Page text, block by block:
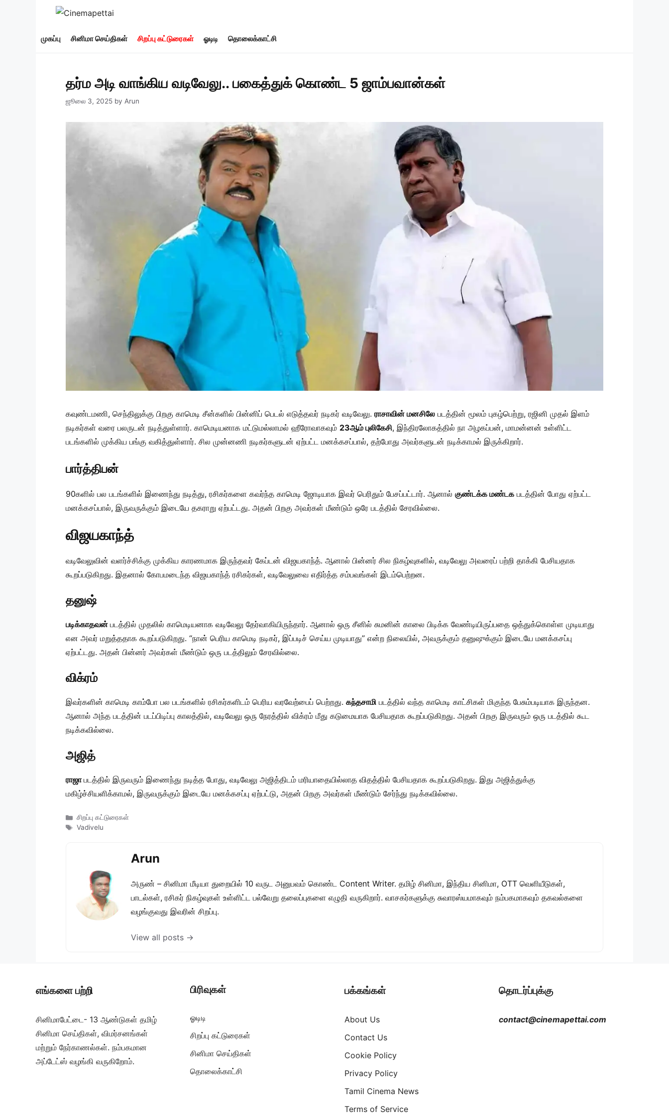
முகப்பு சினிமா செய்திகள் சிறப்பு கட்டுரைகள் ஓடிடி தொலைக்காட்சி
தர்ம அடி வாங்கிய வடிவேலு.. பகைத்துக் கொண்ட 5 ஜாம்பவான்கள்
ஜூலை 3, 2025 by Arun
கவுண்டமணி, செந்திலுக்கு பிறகு காமெடி சீன்களில் பின்னிப் பெடல் எடுத்தவர் நடிகர் வடிவேலு. ராசாவின் மனசிலே படத்தின் மூலம் புகழ்பெற்று, ரஜினி முதல் இளம்
நடிகர்கள் வரை பலருடன் நடித்துள்ளார். காமெடியனாக மட்டுமல்லாமல் ஹீரோவாகவும் 23ஆம் புலிகேசி, இந்திரலோகத்தில் நா அழகப்பன், மாமன்னன் உள்ளிட்ட
படங்களில் முக்கிய பங்கு வகித்துள்ளார். சில முன்னணி நடிகர்களுடன் ஏற்பட்ட மனக்கசப்பால், தற்போது அவர்களுடன் நடிக்காமல் இருக்கிறார்.
பார்த்திபன்
90களில் பல படங்களில் இணைந்து நடித்து, ரசிகர்களை கவர்ந்த காமெடி ஜோடியாக இவர் பெரிதும் பேசப்பட்டார். ஆனால் குண்டக்க மண்டக படத்தின் போது ஏற்பட்ட
மனக்கசப்பால், இருவருக்கும் இடையே தகராறு ஏற்பட்டது. அதன் பிறகு அவர்கள் மீண்டும் ஒரே படத்தில் சேரவில்லை.
விஜயகாந்த்
வடிவேலுவின் வளர்ச்சிக்கு முக்கிய காரணமாக இருந்தவர் கேப்டன் விஜயகாந்த். ஆனால் பின்னர் சில நிகழ்வுகளில், வடிவேலு அவரைப் பற்றி தாக்கி பேசியதாக
கூறப்படுகிறது. இதனால் கோபமடைந்த விஜயகாந்த் ரசிகர்கள், வடிவேலுவை எதிர்த்த சம்பவங்கள் இடம்பெற்றன.
தனுஷ்
படிக்காதவன் படத்தில் முதலில் காமெடியனாக வடிவேலு தேர்வாகியிருந்தார். ஆனால் ஒரு சீனில் சுமனின் காலை பிடிக்க வேண்டியிருப்பதை ஒத்துக்கொள்ள முடியாது
என அவர் மறுத்ததாக கூறப்படுகிறது. “நான் பெரிய காமெடி நடிகர், இப்படிச் செய்ய முடியாது” என்ற நிலையில், அவருக்கும் தனுஷுக்கும் இடையே மனக்கசப்பு
ஏற்பட்டது. அதன் பின்னர் அவர்கள் மீண்டும் ஒரு படத்திலும் சேரவில்லை.
விக்ரம்
இவர்களின் காமெடி காம்போ பல படங்களில் ரசிகர்களிடம் பெரிய வரவேற்பைப் பெற்றது. கந்தசாமி படத்தில் வந்த காமெடி காட்சிகள் மிகுந்த பேசும்படியாக இருந்தன.
ஆனால் அந்த படத்தின் படப்பிடிப்பு காலத்தில், வடிவேலு ஒரு நேரத்தில் விக்ரம் மீது கடுமையாக பேசியதாக கூறப்படுகிறது. அதன் பிறகு இருவரும் ஒரு படத்தில் கூட
நடிக்கவில்லை.
அஜித்
ராஜாபடத்தில் இருவரும் இணைந்து நடித்த போது, வடிவேலு அஜித்திடம் மரியாதையில்லாத விதத்தில் பேசியதாக கூறப்படுகிறது. இது அஜித்துக்கு
மகிழ்ச்சியளிக்காமல், இருவருக்கும் இடையே மனக்கசப்பு ஏற்பட்டு, அதன் பிறகு அவர்கள் மீண்டும் சேர்ந்து நடிக்கவில்லை.
Categories
சிறப்பு கட்டுரைகள்
Tags
Vadivelu
Arun
அருண் – சினிமா மீடியா துறையில் 10 வருட அனுபவம் கொண்ட Content Writer. தமிழ் சினிமா, இந்திய சினிமா, OTT வெளியீடுகள்,
பாடல்கள், ரசிகர் நிகழ்வுகள் உள்ளிட்ட பல்வேறு தலைப்புகளை எழுதி வருகிறார். வாசகர்களுக்கு சுவாரஸ்யமாகவும் நம்பகமாகவும் தகவல்களை
வழங்குவது இவரின் சிறப்பு.
View all posts →
எங்களை பற்றி
சினிமாபேட்டை- 13 ஆண்டுகள் தமிழ்
சினிமா செய்திகள், விமர்சனங்கள்
மற்றும் நேர்காணல்கள். நம்பகமான
அப்டேட்ஸ் வழங்கி வருகிறோம்.
பிரிவுகள்
ஓடிடி
சிறப்பு கட்டுரைகள்
சினிமா செய்திகள்
தொலைக்காட்சி
பக்கங்கள்
About Us
Contact Us
Cookie Policy
Privacy Policy
Tamil Cinema News
Terms of Service
தொடர்ப்புக்கு
contact@cinemapettai.com